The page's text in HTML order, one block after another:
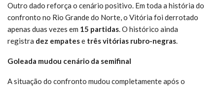
Outro dado reforça o cenário positivo. Em toda a história do
confronto no Rio Grande do Norte, o Vitória foi derrotado
apenas duas vezes em 15 partidas. O histórico ainda
registra dez empatese três vitórias rubro-negras.
Goleada mudou cenário da semifinal
A situação do confronto mudou completamente após o